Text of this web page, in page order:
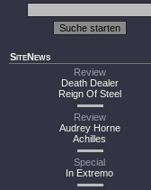
SiteNews
Review
Death Dealer
Reign Of Steel
Review
Audrey Horne
Achilles
Special
In Extremo